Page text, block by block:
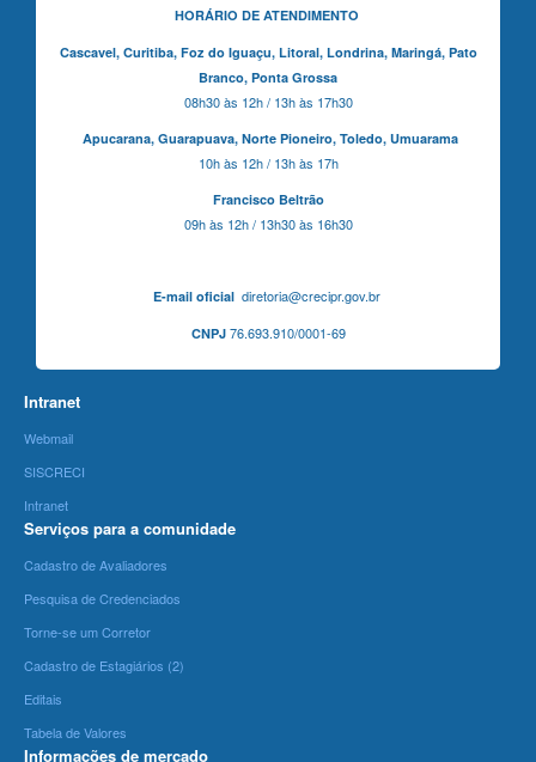
HORÁRIO DE ATENDIMENTO
Cascavel, Curitiba,Foz do Iguaçu, Litoral, Londrina, Maringá, Pato
Branco, Ponta Grossa
08h30 às 12h / 13h às 17h30
Apucarana, Guarapuava, Norte Pioneiro, Toledo, Umuarama
10h às 12h / 13h às 17h
Francisco Beltrão
09h às 12h / 13h30 às 16h30
E-mail oficialdiretoria@crecipr.gov.br
CNPJ76.693.910/0001-69
Intranet
Webmail
SISCRECI
Intranet
Serviços para a comunidade
Cadastro de Avaliadores
Pesquisa de Credenciados
Torne-se um Corretor
Cadastro de Estagiários (2)
Editais
Tabela de Valores
Informações de mercado